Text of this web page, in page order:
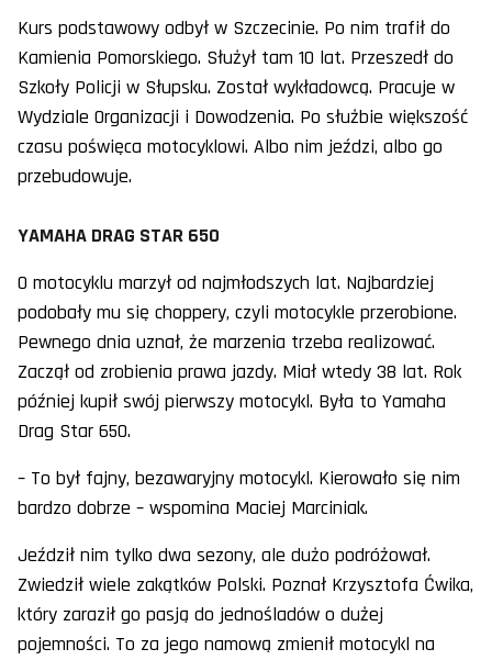
Kurs podstawowy odbył w Szczecinie. Po nim trafił do
Kamienia Pomorskiego. Służył tam 10 lat. Przeszedł do
Szkoły Policji w Słupsku. Został wykładowcą. Pracuje w
Wydziale Organizacji i Dowodzenia. Po służbie większość
czasu poświęca motocyklowi. Albo nim jeździ, albo go
przebudowuje.
YAMAHA DRAG STAR 650
O motocyklu marzył od najmłodszych lat. Najbardziej
podobały mu się choppery, czyli motocykle przerobione.
Pewnego dnia uznał, że marzenia trzeba realizować.
Zaczął od zrobienia prawa jazdy. Miał wtedy 38 lat. Rok
później kupił swój pierwszy motocykl. Była to Yamaha
Drag Star 650.
– To był fajny, bezawaryjny motocykl. Kierowało się nim
bardzo dobrze – wspomina Maciej Marciniak.
Jeździł nim tylko dwa sezony, ale dużo podróżował.
Zwiedził wiele zakątków Polski. Poznał Krzysztofa Ćwika,
który zaraził go pasją do jednośladów o dużej
pojemności. To za jego namową zmienił motocykl na